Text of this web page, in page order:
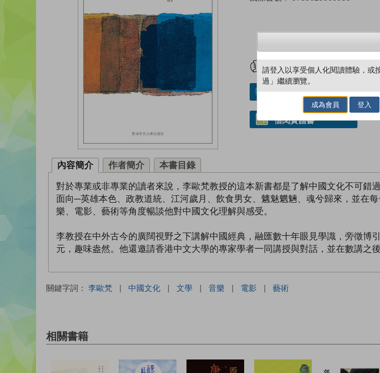
試閲 加入閱
加入／閱讀電子書
借閱實體書
內容簡介 作者簡介 本書目錄
對於專業或非專業的讀者來說，李歐梵教授的這本新書都是了解中國文化不可錯
面向─英雄本色、政教道統、江河歲月、飲食男女、魑魅魍魎、魂兮歸來，並在
樂、電影、藝術等角度暢談他對中國文化理解與感受。
李教授在中外古今的廣闊視野之下講解中國經典，融匯數十年眼見學識，旁徵博
元，趣味盎然。他還邀請香港中文大學的專家學者一同講授與對話，並在數講之
關鍵字詞： 李歐梵 | 中國文化 | 文學 | 音樂 | 電影 | 藝術
相關書籍
請登入以享受個人化閱讀體驗，或
過」繼續瀏覽。
成為會員 登入